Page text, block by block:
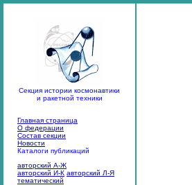
Секция истории космонавтики
и ракетной техники
Главная страница
О федерации
Состав секции
Новости
Каталоги публикаций
авторский А-Ж
авторский И-К авторский Л-Я
тематический